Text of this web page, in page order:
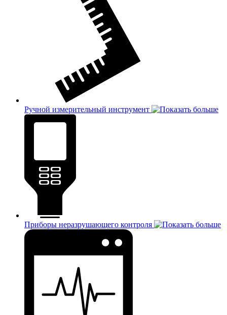
Ручной измерительный инструмент
Приборы неразрушающего контроля